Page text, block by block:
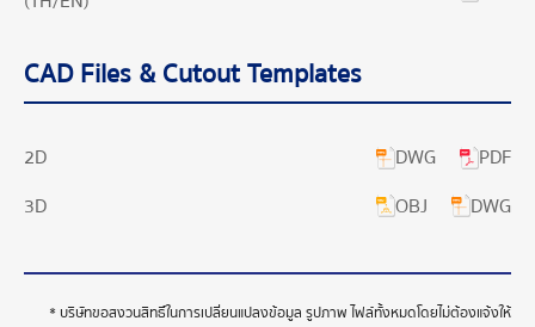
CAD Files & Cutout Templates
2D DWG
PDF
3D
OBJ DWG
* บริษัทขอสงวนสิทธิ์ในการเปลี่ยนแปลงข้อมูล รูปภาพ ไฟล์ทั้งหมดโดยไม่ต้องแจ้งให้